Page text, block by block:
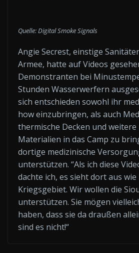
Quelle: Digital Smoke Signals
Angie Secrest, einstige
Armee, hatte auf Videos
Demonstranten bei
Stunden Wasserwerfern
sich entschieden sowohl ihr
how einzubringen, als auch
thermische Decken und weitere
Materialien in das Camp zu
dortige medizinische
unterstützen. “Als ich diese
dachte ich, es sieht dort aus wie
Kriegsgebiet. Wir wollen die
unterstützen. Sie mögen
haben, dass sie da draußen
sind es nicht!“